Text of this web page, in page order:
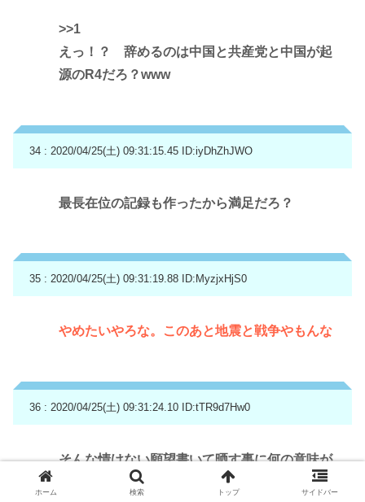
>>1
えっ！？ 辞めるのは中国と共産党と中国が起
源のR4だろ？www
34 : 2020/04/25(土) 09:31:15.45 ID:iyDhZhJWO
最長在位の記録も作ったから満足だろ？
35 : 2020/04/25(土) 09:31:19.88 ID:MyzjxHjS0
やめたいやろな。このあと地震と戦争やもんな
36 : 2020/04/25(土) 09:31:24.10 ID:tTR9d7Hw0
そんな情けない願望書いて晒す事に何の意味が
ホーム 検索 トップ サイドバー